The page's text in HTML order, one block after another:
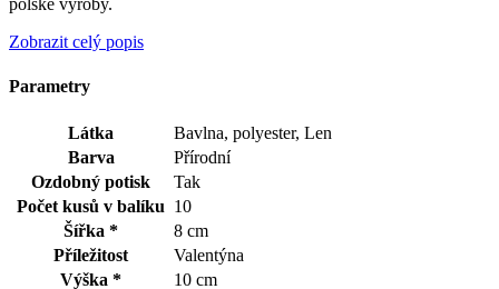
polské výroby.
Zobrazit celý popis
Parametry
Látka
Bavlna, polyester, Len
Barva
Přírodní
Ozdobný potisk
Tak
Počet kusů v balíku 10
Šířka *
8 cm
Příležitost
Valentýna
Výška *
10 cm